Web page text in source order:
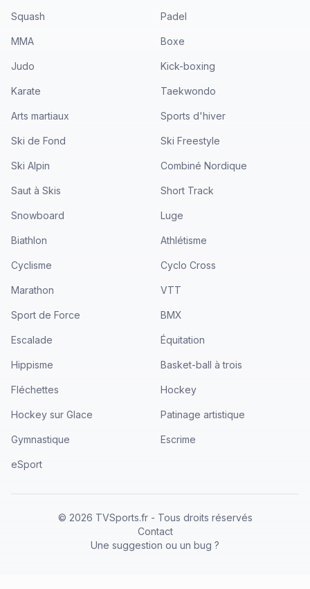
Squash Padel
MMA Boxe
Judo Kick-boxing
Karate Taekwondo
Arts martiaux Sports d'hiver
Ski de Fond Ski Freestyle
Ski Alpin Combiné Nordique
Saut à Skis Short Track
Snowboard Luge
Biathlon Athlétisme
Cyclisme Cyclo Cross
Marathon VTT
Sport de Force BMX
Escalade Équitation
Hippisme Basket-ball à trois
Fléchettes Hockey
Hockey sur Glace Patinage artistique
Gymnastique Escrime
eSport
© 2026 TVSports.fr - Tous droits réservés
Contact
Une suggestion ou un bug ?